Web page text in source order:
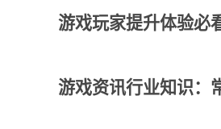
游戏玩家提升体验必
游戏资讯行业知识：